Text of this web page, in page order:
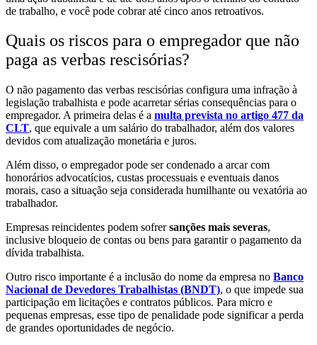
de trabalho, e você pode cobrar até cinco anos retroativos.
Quais os riscos para o empregador que não
paga as verbas rescisórias?
O não pagamento das verbas rescisórias configura uma infração à
legislação trabalhista e pode acarretar sérias consequências para o
empregador. A primeira delas é a multa prevista no artigo 477 da
CLT, que equivale a um salário do trabalhador, além dos valores
devidos com atualização monetária e juros.
Além disso, o empregador pode ser condenado a arcar com
honorários advocatícios, custas processuais e eventuais danos
morais, caso a situação seja considerada humilhante ou vexatória ao
trabalhador.
Empresas reincidentes podem sofrersanções mais severas,
inclusive bloqueio de contas ou bens para garantir o pagamento da
dívida trabalhista.
Outro risco importante é a inclusão do nome da empresa no Banco
Nacional de Devedores Trabalhistas (BNDT), o que impede sua
participação em licitações e contratos públicos. Para micro e
pequenas empresas, esse tipo de penalidade pode significar a perda
de grandes oportunidades de negócio.